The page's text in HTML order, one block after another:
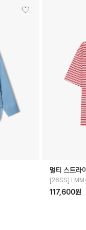
멀티 스트라
[26SS]
117,600원